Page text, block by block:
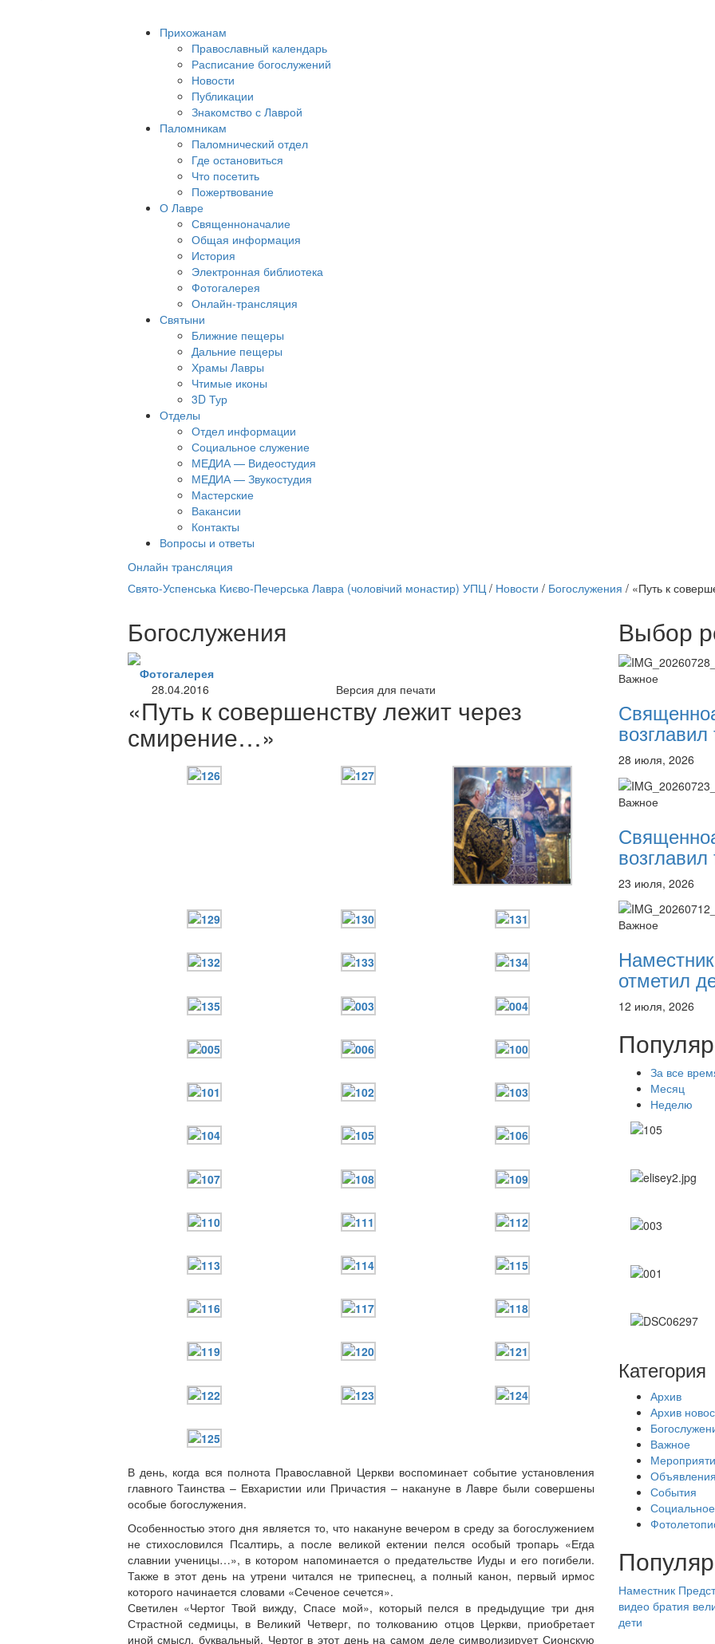
Прихожанам
Православный календарь
Расписание богослужений
Новости
Публикации
Знакомство с Лаврой
Паломникам
Паломнический отдел
Где остановиться
Что посетить
Пожертвование
О Лавре
Священноначалие
Общая информация
История
Электронная библиотека
Фотогалерея
Онлайн-трансляция
Святыни
Ближние пещеры
Дальние пещеры
Храмы Лавры
Чтимые иконы
3D Тур
Отделы
Отдел информации
Социальное служение
МЕДИА — Видеостудия
МЕДИА — Звукостудия
Мастерские
Вакансии
Контакты
Вопросы и ответы
Онлайн трансляция
12 сентября
трансляции
12 сентября 2015
12 сентября 2015
12 сентября 2015
12 сентября 2015
12 сентября 2015
12 сентября 2015
12 сентября 2015
Перейти к архиву
Свято-Успенська Києво-Печерська Лавра (чоловічий монастир) УПЦ/ Новости / Богослужения / «Путь к
Богослужения
Фотогалерея
28.04.2016
Версия для печати
«Путь к совершенству лежит через
смирение…»
В день, когда вся полнота Православной Церкви воспоминает событие установления
главного Таинства – Евхаристии или Причастия – накануне в Лавре были совершены
особые богослужения.
Особенностью этого дня является то, что накануне вечером в среду за богослужением
не стихословился Псалтирь, а после великой ектении пелся особый тропарь «Егда
славнии ученицы…», в котором напоминается о предательстве Иуды и его погибели.
Также в этот день на утрени читался не трипеснец, а полный канон, первый ирмос
которого начинается словами «Сеченое сечется».
Светилен «Чертог Твой вижду, Спасе мой», который пелся в предыдущие три дня
Страстной седмицы, в Великий Четверг, по толкованию отцов Церкви, приобретает
иной смысл, буквальный. Чертог в этот день на самом деле символизирует Сионскую
Выбор
Важное
28 июля, 2026
Важное
23 июля, 2026
Важное
отметил
12 июля, 2026
За все
Месяц
Неделю
Категория
Архив
Архив
Важное
Объявления
События
Наместник
видео братия
дети